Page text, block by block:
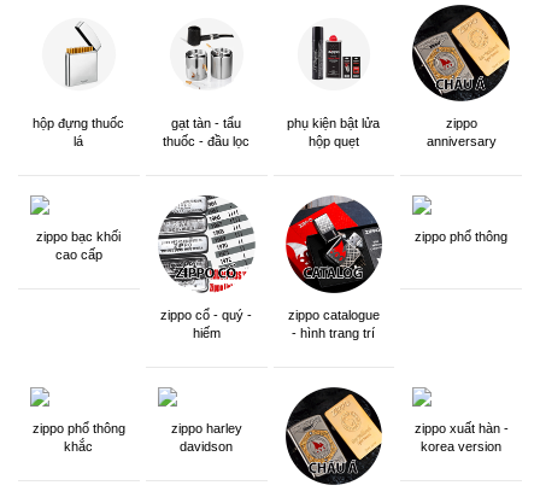
hộp đựng thuốc
lá
gạt tàn - tẩu
thuốc - đầu lọc
phụ kiện bật lửa
hộp quẹt
zippo
anniversary
zippo bạc khối
cao cấp
zippo cổ - quý -
hiếm
zippo catalogue
- hình trang trí
zippo phổ thông
zippo phổ thông
khắc
zippo harley
davidson
zippo xuất hàn -
korea version